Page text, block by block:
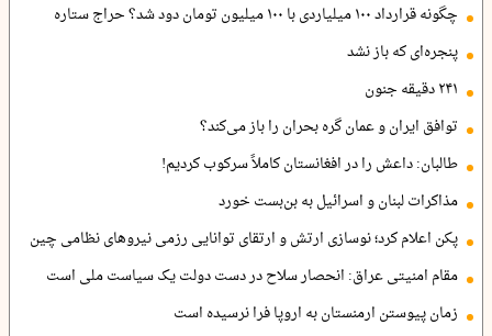
چگونه قرارداد ۱۰۰ میلیاردی با ۱۰۰ میلیون تومان دود شد؟ حراج ستاره
پنجره‌ای که باز نشد
۲۴۱ دقیقه جنون
توافق ایران و عمان گره بحران را باز می‌کند؟
طالبان: داعش را در افغانستان کاملاً سرکوب کردیم!
مذاکرات لبنان و اسرائیل به بن‌بست خورد
پکن اعلام کرد؛ نوسازی ارتش و ارتقای توانایی رزمی نیروهای نظامی چین
مقام امنیتی عراق: انحصار سلاح در دست دولت یک سیاست ملی است
زمان پیوستن ارمنستان به اروپا فرا نرسیده است